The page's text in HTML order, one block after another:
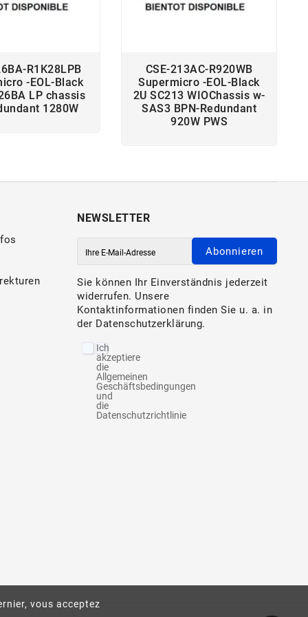
vous acceptez
R1K28LPB
-EOL-Black
LP chassis
1280W
CSE-213AC-R920WB
Supermicro -EOL-Black
2U SC213 WIOChassis w-
SAS3 BPN-Redundant
920W PWS
NEWSLETTER
Abonnieren
Sie können Ihr Einverständnis jederzeit
widerrufen. Unsere
Kontaktinformationen finden Sie u. a. in
der Datenschutzerklärung.
Ich
akzeptiere
die
Allgemeinen
Geschäftsbedingungen
und
die
Datenschutzrichtlinie